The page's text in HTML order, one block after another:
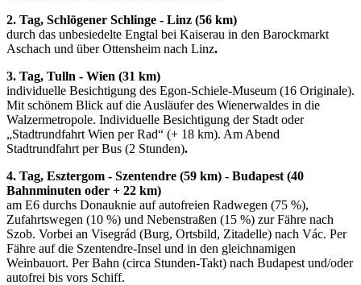
2. Tag, Schlögener Schlinge - Linz (56 km)
durch das unbesiedelte Engtal bei Kaiserau in den Barockmarkt
Aschach und über Ottensheim nach Linz.
3. Tag, Tulln - Wien (31 km)
individuelle Besichtigung des Egon-Schiele-Museum (16 Originale).
Mit schönem Blick auf die Ausläufer des Wienerwaldes in die
Walzermetropole. Individuelle Besichtigung der Stadt oder
„Stadtrundfahrt Wien per Rad“ (+ 18 km). Am Abend
Stadtrundfahrt per Bus (2 Stunden).
4. Tag, Esztergom - Szentendre (59 km) - Budapest (40
Bahnminuten oder + 22 km)
am E6 durchs Donauknie auf autofreien Radwegen (75 %),
Zufahrtswegen (10 %) und Nebenstraßen (15 %) zur Fähre nach
Szob. Vorbei an Visegrád (Burg, Ortsbild, Zitadelle) nach Vác. Per
Fähre auf die Szentendre-Insel und in den gleichnamigen
Weinbauort. Per Bahn (circa Stunden-Takt) nach Budapest und/oder
autofrei bis vors Schiff.